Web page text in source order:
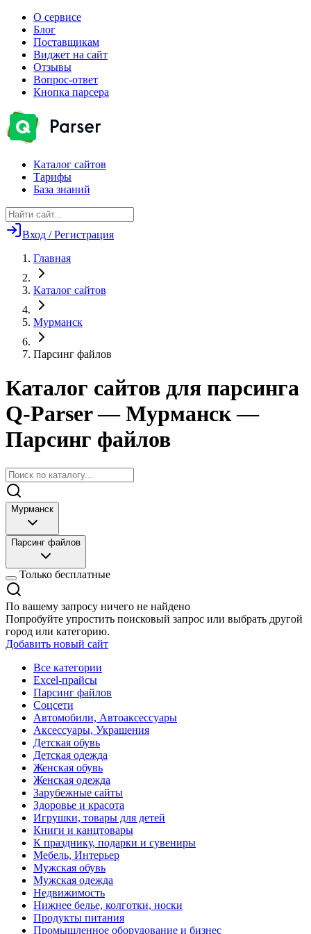
О сервисе
Блог
Поставщикам
Виджет на сайт
Отзывы
Вопрос-ответ
Кнопка парсера
Каталог сайтов
Тарифы
База знаний
Вход / Регистрация
Главная
Каталог сайтов
Мурманск
Парсинг файлов
Каталог сайтов для парсинга
Q-Parser— Мурманск —
Парсинг файлов
Мурманск
Парсинг файлов
Только бесплатные
По вашему запросу ничего не найдено
Попробуйте упростить поисковый запрос или выбрать другой
город или категорию.
Добавить новый сайт
Все категории
Excel-прайсы
Парсинг файлов
Соцсети
Автомобили, Автоаксессуары
Аксессуары, Украшения
Детская обувь
Детская одежда
Женская обувь
Женская одежда
Зарубежные сайты
Здоровье и красота
Игрушки, товары для детей
Книги и канцтовары
К празднику, подарки и сувениры
Мебель, Интерьер
Мужская обувь
Мужская одежда
Недвижимость
Нижнее белье, колготки, носки
Продукты питания
Промышленное оборудование и бизнес